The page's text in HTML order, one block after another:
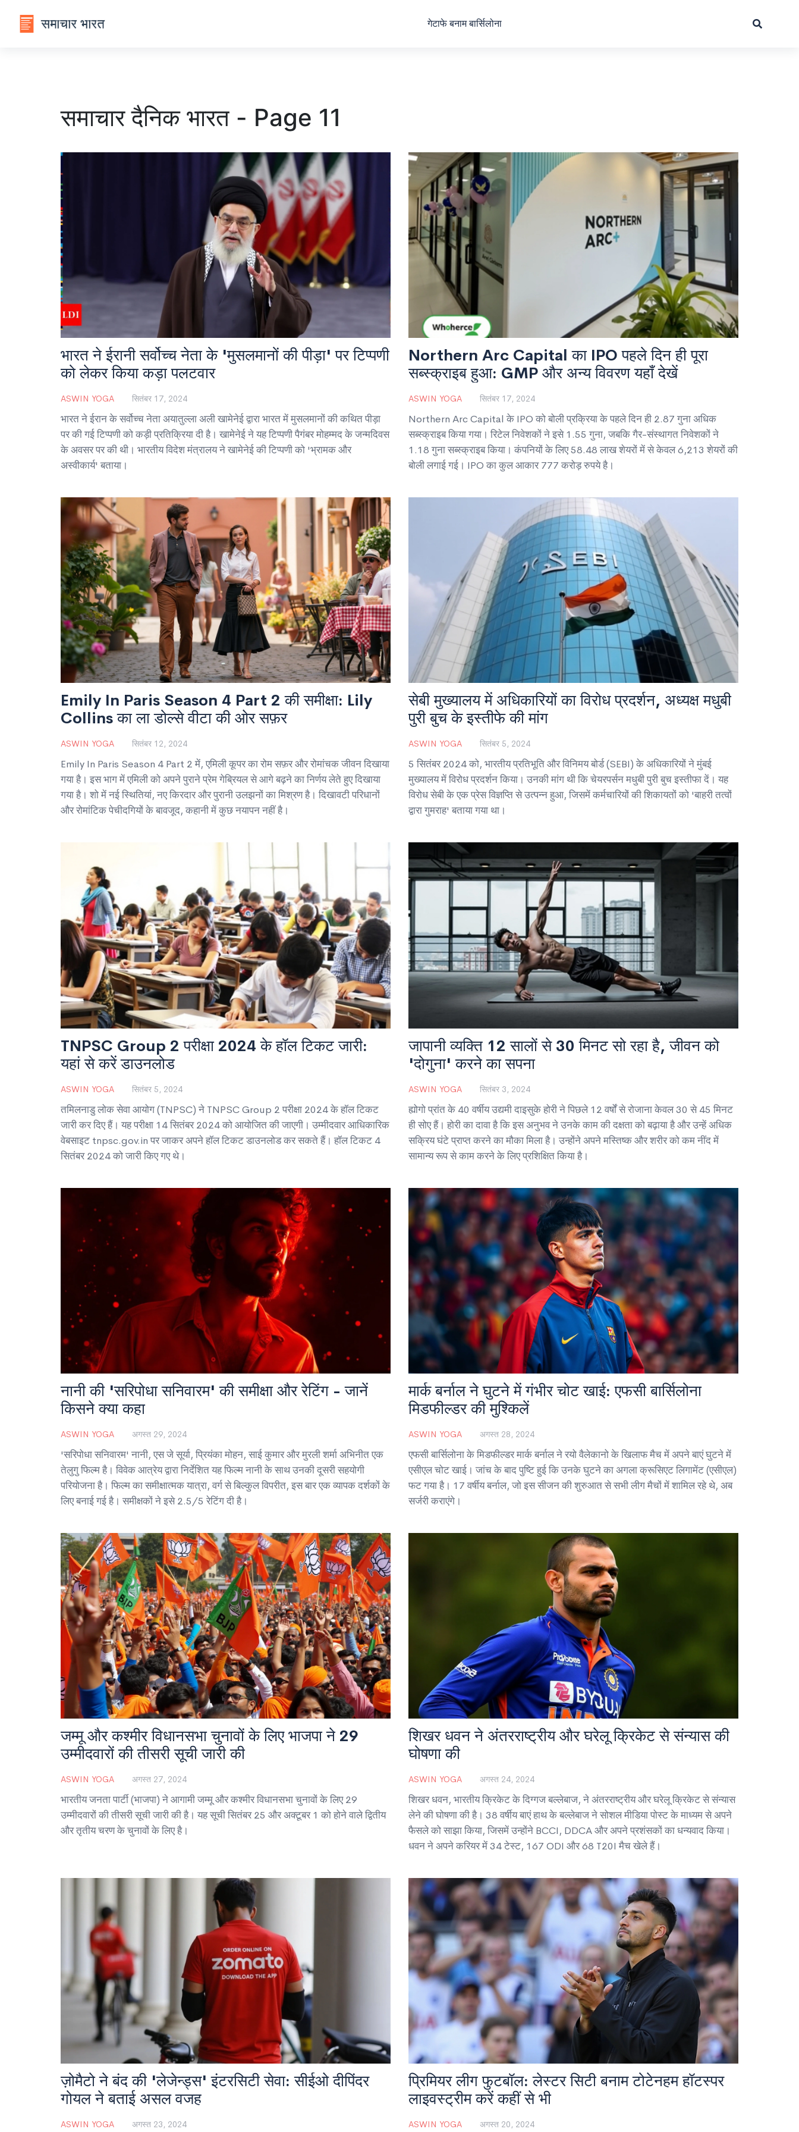
गेटाफे बनाम बार्सिलोना
समाचार दैनिक भारत - Page 11
भारत ने ईरानी सर्वोच्च नेता के 'मुसलमानों की पीड़ा' पर टिप्पणी
को लेकर किया कड़ा पलटवार
ASWIN YOGA सितंबर 17, 2024
भारत ने ईरान के सर्वोच्च नेता अयातुल्ला अली खामेनेई द्वारा भारत में मुसलमानों की कथित पीड़ा
पर की गई टिप्पणी को कड़ी प्रतिक्रिया दी है। खामेनेई ने यह टिप्पणी पैगंबर मोहम्मद के जन्मदिवस
के अवसर पर की थी। भारतीय विदेश मंत्रालय ने खामेनेई की टिप्पणी को 'भ्रामक और
अस्वीकार्य' बताया।
Northern Arc Capital का IPO पहले दिन ही पूरा
सब्स्क्राइब हुआ: GMP और अन्य विवरण यहाँ देखें
ASWIN YOGA सितंबर 17, 2024
Northern Arc Capital के IPO को बोली प्रक्रिया के पहले दिन ही 2.87 गुना अधिक
सब्स्क्राइब किया गया। रिटेल निवेशकों ने इसे 1.55 गुना, जबकि गैर-संस्थागत निवेशकों ने
1.18 गुना सब्स्क्राइब किया। कंपनियों के लिए 58.48 लाख शेयरों में से केवल 6,213 शेयरों की
बोली लगाई गई। IPO का कुल आकार 777 करोड़ रुपये है।
Emily In Paris Season 4 Part 2 की समीक्षा: Lily
Collins का ला डोल्से वीटा की ओर सफ़र
ASWIN YOGA सितंबर 12, 2024
Emily In Paris Season 4 Part 2 में, एमिली कूपर का रोम सफ़र और रोमांचक जीवन दिखाया
गया है। इस भाग में एमिली को अपने पुराने प्रेम गेब्रियल से आगे बढ़ने का निर्णय लेते हुए दिखाया
गया है। शो में नई स्थितियां, नए किरदार और पुरानी उलझनों का मिश्रण है। दिखावटी परिधानों
और रोमांटिक पेचीदगियों के बावजूद, कहानी में कुछ नयापन नहीं है।
सेबी मुख्यालय में अधिकारियों का विरोध प्रदर्शन, अध्यक्ष मधुबी
पुरी बुच के इस्तीफे की मांग
ASWIN YOGA सितंबर 5, 2024
5 सितंबर 2024 को, भारतीय प्रतिभूति और विनिमय बोर्ड (SEBI) के अधिकारियों ने मुंबई
मुख्यालय में विरोध प्रदर्शन किया। उनकी मांग थी कि चेयरपर्सन मधुबी पुरी बुच इस्तीफा दें। यह
विरोध सेबी के एक प्रेस विज्ञप्ति से उत्पन्न हुआ, जिसमें कर्मचारियों की शिकायतों को 'बाहरी तत्वों
द्वारा गुमराह' बताया गया था।
TNPSC Group 2 परीक्षा 2024 के हॉल टिकट जारी:
यहां से करें डाउनलोड
ASWIN YOGA सितंबर 5, 2024
तमिलनाडु लोक सेवा आयोग (TNPSC) ने TNPSC Group 2 परीक्षा 2024 के हॉल टिकट
जारी कर दिए हैं। यह परीक्षा 14 सितंबर 2024 को आयोजित की जाएगी। उम्मीदवार आधिकारिक
वेबसाइट tnpsc.gov.in पर जाकर अपने हॉल टिकट डाउनलोड कर सकते हैं। हॉल टिकट 4
सितंबर 2024 को जारी किए गए थे।
जापानी व्यक्ति 12 सालों से 30 मिनट सो रहा है, जीवन को
'दोगुना' करने का सपना
ASWIN YOGA सितंबर 3, 2024
ह्योगो प्रांत के 40 वर्षीय उद्यमी दाइसुके होरी ने पिछले 12 वर्षों से रोजाना केवल 30 से 45 मिनट
ही सोए हैं। होरी का दावा है कि इस अनुभव ने उनके काम की दक्षता को बढ़ाया है और उन्हें अधिक
सक्रिय घंटे प्राप्त करने का मौका मिला है। उन्होंने अपने मस्तिष्क और शरीर को कम नींद में
सामान्य रूप से काम करने के लिए प्रशिक्षित किया है।
नानी की 'सरिपोधा सनिवारम' की समीक्षा और रेटिंग - जानें
किसने क्या कहा
ASWIN YOGA अगस्त 29, 2024
'सरिपोधा सनिवारम' नानी, एस जे सूर्या, प्रियंका मोहन, साई कुमार और मुरली शर्मा अभिनीत एक
तेलुगु फिल्म है। विवेक आत्रेय द्वारा निर्देशित यह फिल्म नानी के साथ उनकी दूसरी सहयोगी
परियोजना है। फिल्म का समीक्षात्मक यात्रा, वर्ग से बिल्कुल विपरीत, इस बार एक व्यापक दर्शकों के
लिए बनाई गई है। समीक्षकों ने इसे 2.5/5 रेटिंग दी है।
मार्क बर्नाल ने घुटने में गंभीर चोट खाई: एफसी बार्सिलोना
मिडफील्डर की मुश्किलें
ASWIN YOGA अगस्त 28, 2024
एफसी बार्सिलोना के मिडफील्डर मार्क बर्नाल ने रयो वैलेकानो के खिलाफ मैच में अपने बाएं घुटने में
एसीएल चोट खाई। जांच के बाद पुष्टि हुई कि उनके घुटने का अगला क्रूसिएट लिगामेंट (एसीएल)
फट गया है। 17 वर्षीय बर्नाल, जो इस सीजन की शुरुआत से सभी लीग मैचों में शामिल रहे थे, अब
सर्जरी कराएंगे।
जम्मू और कश्मीर विधानसभा चुनावों के लिए भाजपा ने 29
उम्मीदवारों की तीसरी सूची जारी की
ASWIN YOGA अगस्त 27, 2024
भारतीय जनता पार्टी (भाजपा) ने आगामी जम्मू और कश्मीर विधानसभा चुनावों के लिए 29
उम्मीदवारों की तीसरी सूची जारी की है। यह सूची सितंबर 25 और अक्टूबर 1 को होने वाले द्वितीय
और तृतीय चरण के चुनावों के लिए है।
शिखर धवन ने अंतरराष्ट्रीय और घरेलू क्रिकेट से संन्यास की
घोषणा की
ASWIN YOGA अगस्त 24, 2024
शिखर धवन, भारतीय क्रिकेट के दिग्गज बल्लेबाज, ने अंतरराष्ट्रीय और घरेलू क्रिकेट से संन्यास
लेने की घोषणा की है। 38 वर्षीय बाएं हाथ के बल्लेबाज ने सोशल मीडिया पोस्ट के माध्यम से अपने
फैसले को साझा किया, जिसमें उन्होंने BCCI, DDCA और अपने प्रशंसकों का धन्यवाद किया।
धवन ने अपने करियर में 34 टेस्ट, 167 ODI और 68 T20I मैच खेले हैं।
ज़ोमैटो ने बंद की 'लेजेन्ड्स' इंटरसिटी सेवा: सीईओ दीपिंदर
गोयल ने बताई असल वजह
ASWIN YOGA अगस्त 23, 2024
प्रिमियर लीग फुटबॉल: लेस्टर सिटी बनाम टोटेनहम हॉटस्पर
लाइवस्ट्रीम करें कहीं से भी
ASWIN YOGA अगस्त 20, 2024